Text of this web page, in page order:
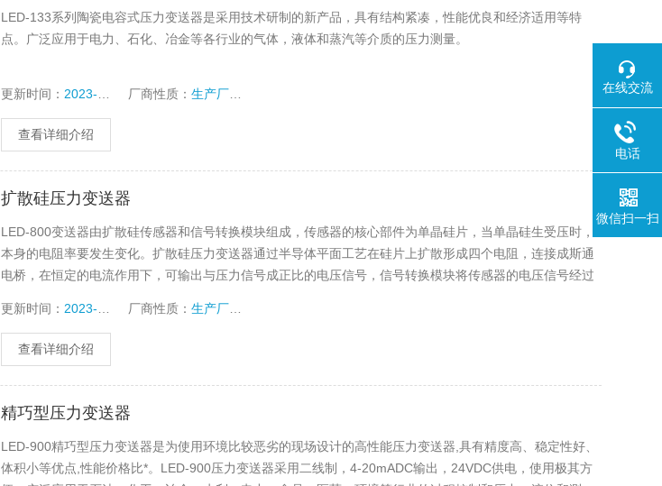
LED-133系列陶瓷电容式压力变送器是采用技术研制的新产品，具有结构紧凑，性能优良和经济适用等特
点。广泛应用于电力、石化、冶金等各行业的气体，液体和蒸汽等介质的压力测量。
更新时间： 2023-10-13 厂商性质：生产厂家
查看详细介绍
扩散硅压力变送器
LED-800变送器由扩散硅传感器和信号转换模块组成，传感器的核心部件为单晶硅片，当单晶硅生受压时，
本身的电阻率要发生变化。扩散硅压力变送器通过半导体平面工艺在硅片上扩散形成四个电阻，连接成斯通
电桥，在恒定的电流作用下，可输出与压力信号成正比的电压信号，信号转换模块将传感器的电压信号经过
更新时间： 2023-10-13 厂商性质：生产厂家
查看详细介绍
精巧型压力变送器
LED-900精巧型压力变送器是为使用环境比较恶劣的现场设计的高性能压力变送器,具有精度高、稳定性好、
体积小等优点,性能价格比*。LED-900压力变送器采用二线制，4-20mADC输出，24VDC供电，使用极其方
在线交流
电话
微信扫一扫